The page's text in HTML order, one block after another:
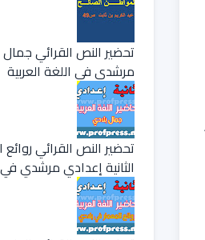
تحضير النص القرائي جمال
مرشدي في اللغة العربية
تحضير النص القرائي
الثانية إعدادي مرشدي في